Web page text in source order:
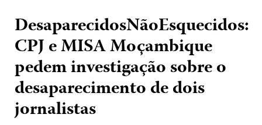
DesaparecidosNãoEsquecidos:
CPJ e MISA Moçambique
pedem investigação sobre o
desaparecimento de dois
jornalistas